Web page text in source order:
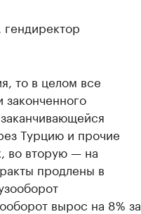
то в целом все
Турцию и прочие
во вторую — на
продлены в
вырос на 8% за